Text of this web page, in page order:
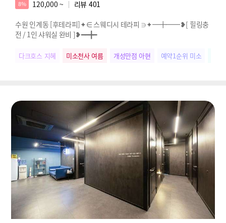
8% 120,000 ~ 리뷰 401
수원 인계동 [후테라피]✦∈ 스웨디시 테라피 ∋✦━╋━━❥[ 힐링충
전 / 1인 샤워실 완비 ]❥━━╋━
다크호스 지혜 미소천사 여름 개성만점 아현 예약1순위 미소